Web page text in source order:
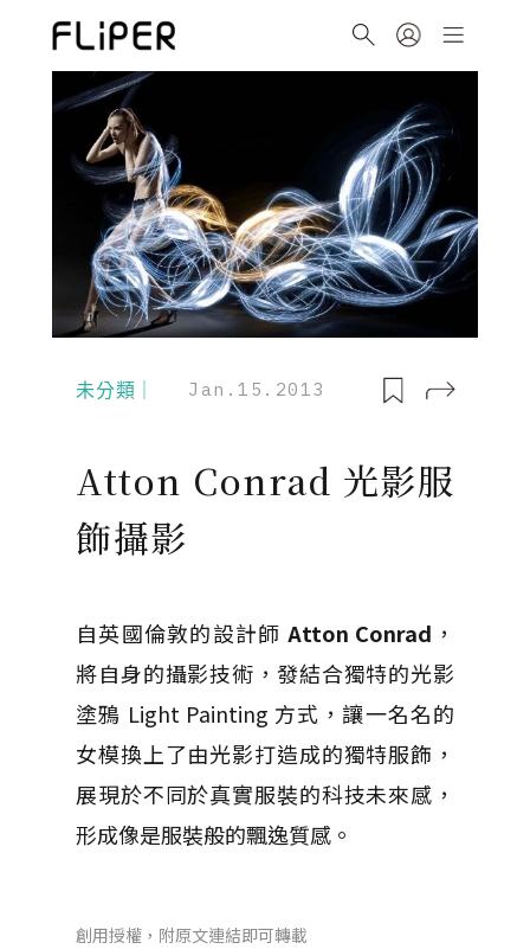
未分類｜ Jan.15.2013
Atton Conrad 光影服
飾攝影
自英國倫敦的設計師 Atton Conrad ，
將自身的攝影技術，發結合獨特的光影
塗鴉 Light Painting 方式，讓一名名的
女模換上了由光影打造成的獨特服飾，
展現於不同於真實服裝的科技未來感，
形成像是服裝般的飄逸質感。
創用授權，附原文連結即可轉載